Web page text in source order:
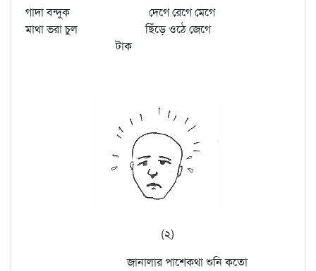
গাদা বন্দুক দেগে রেগে মেগে
মাথা ভরা চুল ছিঁড়ে ওঠে জেগে
টাক
(২)
জানালার পাশেকথা শুনি কতো